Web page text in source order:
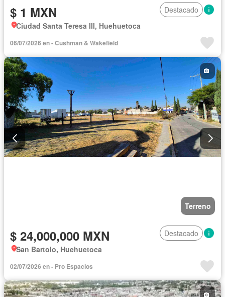
$ 1 MXN
Destacado
Ciudad Santa Teresa III, Huehuetoca
06/07/2026 en - Cushman & Wakefield
Terreno
$ 24,000,000 MXN
Destacado
San Bartolo, Huehuetoca
02/07/2026 en - Pro Espacios